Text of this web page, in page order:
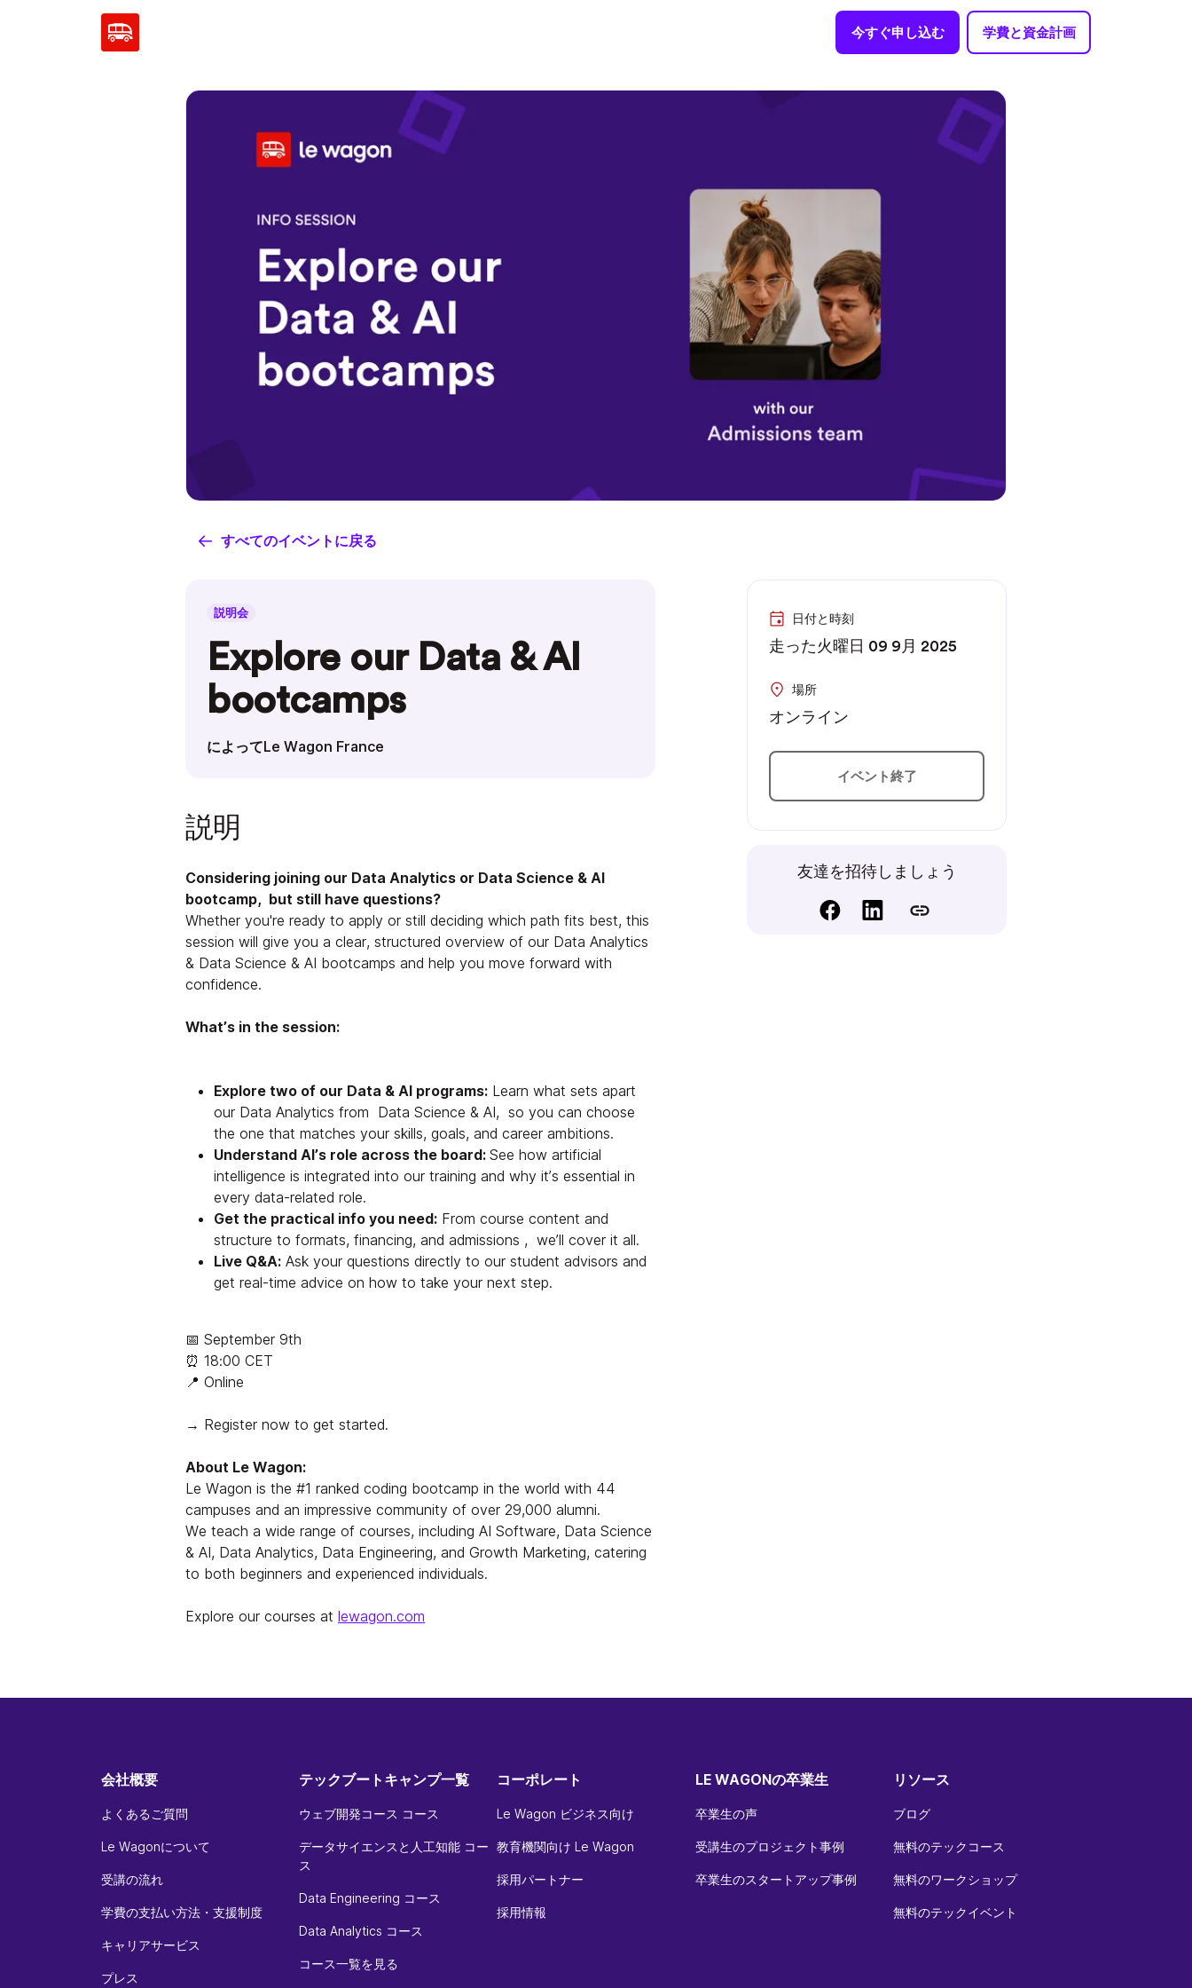
今すぐ申し込む 学費と資金計画
すべてのイベントに戻る
説明会
Explore our Data & AI
bootcamps
によってLe Wagon France
説明
Considering joining our Data Analytics or Data Science & AI
bootcamp, but still have questions?
Whether you're ready to apply or still deciding which path fits best, this
session will give you a clear, structured overview of our Data Analytics
& Data Science & AI bootcamps and help you move forward with
confidence.
What’s in the session:
Explore two of our Data & AI programs: Learn what sets apart
our Data Analytics from Data Science & AI, so you can choose
the one that matches your skills, goals, and career ambitions.
Understand AI’s role across the board: See how artificial
intelligence is integrated into our training and why it’s essential in
every data-related role.
Get the practical info you need: From course content and
structure to formats, financing, and admissions , we’ll cover it all.
Live Q&A: Ask your questions directly to our student advisors and
get real-time advice on how to take your next step.
📅 September 9th
⏰ 18:00 CET
📍 Online
→ Register now to get started.
About Le Wagon:
Le Wagon is the #1 ranked coding bootcamp in the world with 44
campuses and an impressive community of over 29,000 alumni.
We teach a wide range of courses, including AI Software, Data Science
& AI, Data Analytics, Data Engineering, and Growth Marketing, catering
to both beginners and experienced individuals.
Explore our courses at lewagon.com
日付と時刻
走った火曜日 09 9月 2025
場所
オンライン
イベント終了
友達を招待しましょう
会社概要
よくあるご質問
Le Wagonについて
受講の流れ
学費の支払い方法・支援制度
キャリアサービス
プレス
テックブートキャンプ一覧
ウェブ開発コース コース
データサイエンスと人工知能 コー
ス
Data Engineering コース
Data Analytics コース
コース一覧を見る
コーポレート
Le Wagon ビジネス向け
教育機関向け Le Wagon
採用パートナー
採用情報
LE WAGONの卒業生
卒業生の声
受講生のプロジェクト事例
卒業生のスタートアップ事例
リソース
ブログ
無料のテックコース
無料のワークショップ
無料のテックイベント